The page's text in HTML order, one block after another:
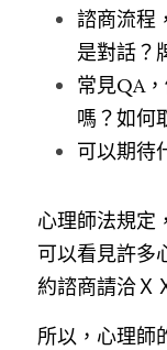
諮商流程
是對話？
常見QA
嗎？如何
可以期待
心理師法規定
可以看見許多
約諮商請洽Ｘ
所以，心理師